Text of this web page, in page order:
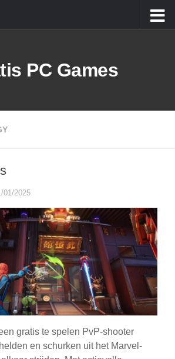
PC Games
01/2025
gratis te spelen PvP-shooter
en schurken uit het Marvel-